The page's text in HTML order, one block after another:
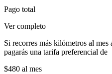
Pago total
Ver completo
Si recorres más kilómetros al
pagarás una tarifa preferencial de
$480 al mes